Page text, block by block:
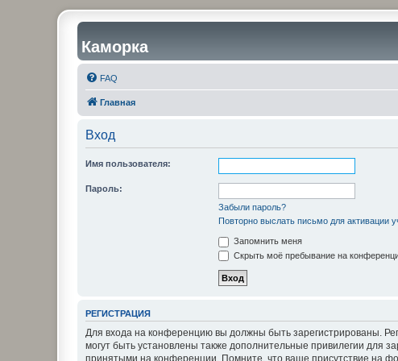
Каморка
FAQ
Главная
Вход
Имя пользователя:
Пароль:
Забыли пароль?
Повторно выслать письмо для активации
Запомнить меня
Скрыть моё пребывание на
РЕГИСТРАЦИЯ
Для входа на конференцию вы должны быть зарегистрированы.
могут быть установлены также дополнительные привилегии для
принятыми на конференции. Помните, что ваше присутствие на